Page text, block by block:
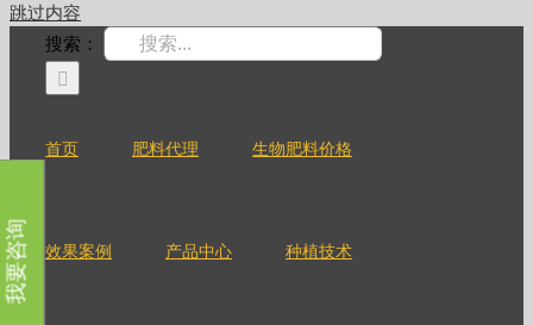
跳过内容
搜索：
首页 肥料代理 生物肥料价格
效果案例 产品中心 种植技术
我要咨询